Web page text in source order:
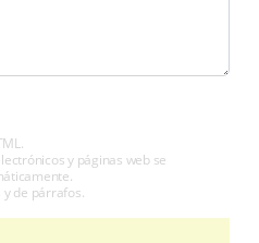
y páginas web se
y de párrafos.